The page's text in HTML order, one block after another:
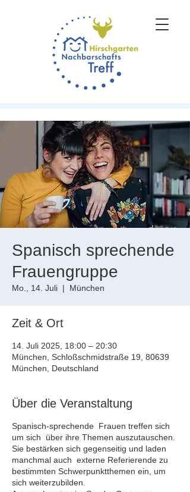
Spanisch sprechende
Frauengruppe
Mo., 14. Juli
  |
München
Zeit & Ort
14. Juli 2025, 18:00 – 20:30
München, Schloßschmidstraße 19, 80639
München, Deutschland
Über die Veranstaltung
Spanisch-sprechende Frauen treffen sich
um sich über ihre Themen auszutauschen.
Sie bestärken sich gegenseitig und laden
manchmal auch externe Referierende zu
bestimmten Schwerpunktthemen ein, um
sich weiterzubilden.